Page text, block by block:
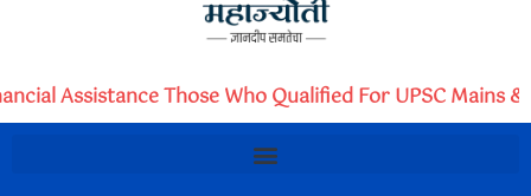
Assistance Those Who Qualified For UPSC Mains &